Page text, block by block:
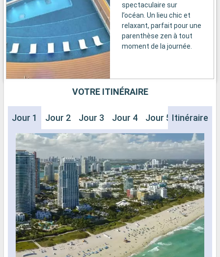
spectaculaire sur
l’océan. Un lieu chic et
relaxant, parfait pour une
parenthèse zen à tout
moment de la journée.
VOTRE ITINÉRAIRE
Jour 1 Jour 2 Jour 3 Jour 4 Jour 5 Jour 6
Itinéraire